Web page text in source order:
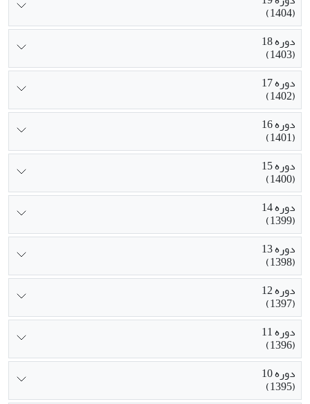
(1404)
دوره 18
(1403)
دوره 17
(1402)
دوره 16
(1401)
دوره 15
(1400)
دوره 14
(1399)
دوره 13
(1398)
دوره 12
(1397)
دوره 11
(1396)
دوره 10
(1395)